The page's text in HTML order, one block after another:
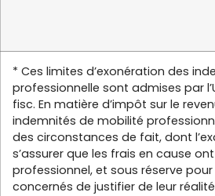
* Ces limites d’exonération des
professionnelle sont admises par
fisc. En matière d’impôt sur le
indemnités de mobilité
des circonstances de fait, dont
s’assurer que les frais en cause
professionnel, et sous réserve pour
concernés de justifier de leur